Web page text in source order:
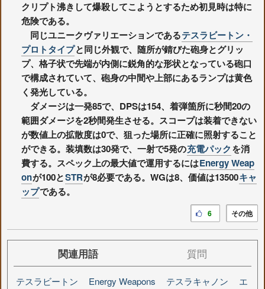
クリプト沸きして爆殺してこようとするため初見時は特に
危険である。
同じユニークヴァリエーションであるテスラビートン・
プロトタイプと同じ外観で、随所が錆びた砲身とグリッ
プ、格子状で先端が内側に鋭角的な形状となっている砲口
で構成されていて、砲身の中間や上部にあるランプは黄色
く発光している。
ダメージは一発85で、DPSは154、着弾箇所に秒間20の
範囲ダメージを2秒間発生させる。スコープは装着できない
が数値上の拡散度は0で、狙った場所に正確に照射すること
ができる。装填数は30発で、一射で5発の充電パックを消
費する。スペック上の最大値で運用するにはEnergy Weap
onが100とSTRが8必要である。WGは8、価値は13500キャ
ップである。
その他
6
関連用語 質問
テスラビートン Energy Weapons テスラキャノン
エ